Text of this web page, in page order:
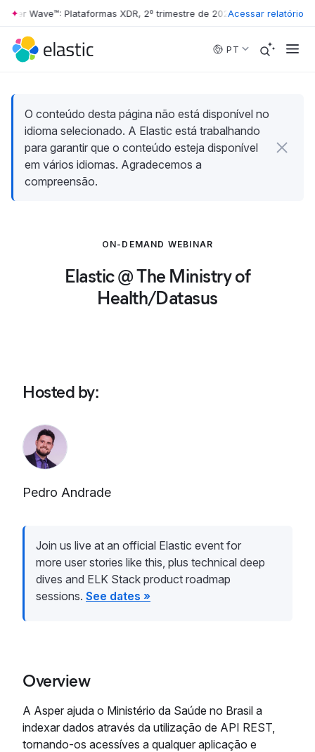
Skip to main content
Wave™: Plataformas XDR, 2º trimestre de 2026 • The Forrester
Acessar relatório
PT
O conteúdo desta página não está disponível no
idioma selecionado. A Elastic está trabalhando
para garantir que o conteúdo esteja disponível
em vários idiomas. Agradecemos a
compreensão.
ON-DEMAND WEBINAR
Elastic @ The Ministry of
Health/Datasus
Hosted by:
Pedro Andrade
Join us live at an official Elastic event for
more user stories like this, plus technical deep
dives and ELK Stack product roadmap
sessions. See dates »
Overview
A Asper ajuda o Ministério da Saúde no Brasil a
indexar dados através da utilização de API REST,
tornando-os acessíves a qualquer aplicação e